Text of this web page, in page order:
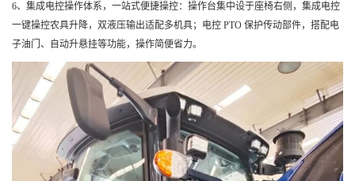
6、集成电控操作体系，一站式便捷操控：操作台集中设于座椅右侧，集成电控
一键操控农具升降，双液压输出适配多机具；电控 PTO 保护传动部件，搭配电
子油门、自动升悬挂等功能，操作简便省力。